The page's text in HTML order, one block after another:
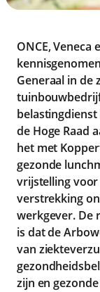
ONCE, Veneca
Generaal in de
de Hoge Raad
het met
gezonde
vrijstelling
verstrekking
werkgever. De
is dat de
van
zijn en